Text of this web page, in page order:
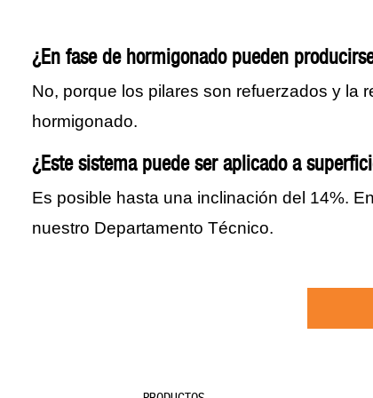
¿En fase de hormigonado pueden
No, porque los pilares son refuerzados y la
hormigonado.
¿Este sistema puede ser aplicado a
Es posible hasta una inclinación del 14%.
nuestro Departamento Técnico.